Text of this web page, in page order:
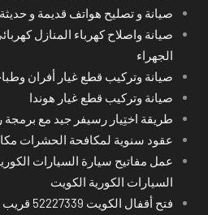
صيانة و تصليح هواتف قديمة و
صيانة واصلاح كهرباء المنازل
الجهراء
صيانة وتركيب قطع غيار أفران
صيانة وتركيب قطع غيار هوندا
طريقة اختِيار رسيفر جيد مع
عقود سنوية لمكافحة الحشرات
عمل مفاتيح سيارة السيارات
السيارات الكورية الكويت
فتح أقفال الكويت 52227339 قريب على موقعي